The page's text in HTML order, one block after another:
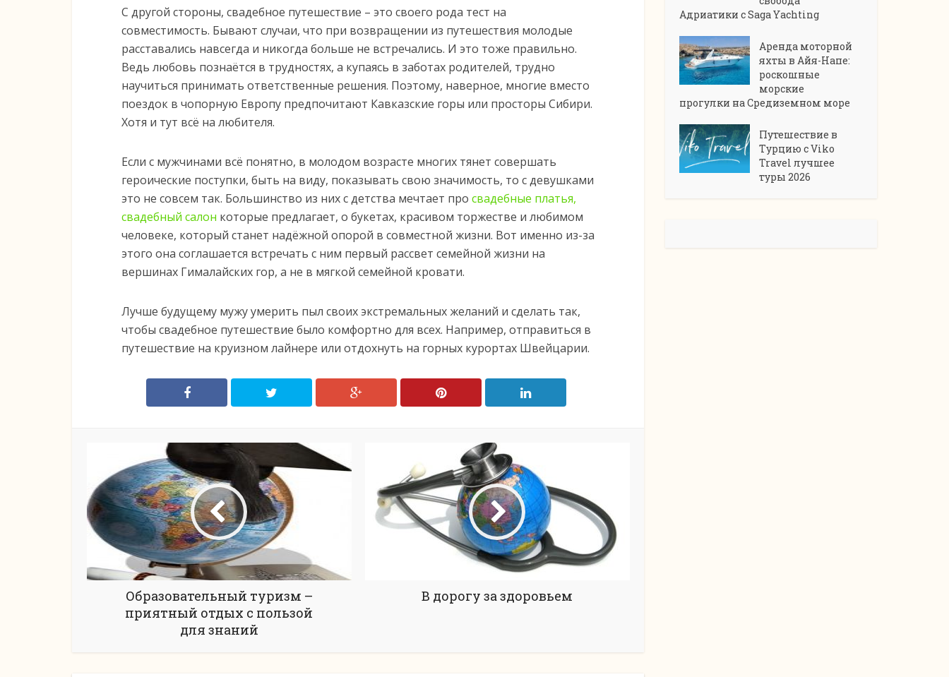
С другой стороны, свадебное путешествие – это своего рода тест на
совместимость. Бывают случаи, что при возвращении из путешествия молодые
расставались навсегда и никогда больше не встречались. И это тоже правильно.
Ведь любовь познаётся в трудностях, а купаясь в заботах родителей, трудно
научиться принимать ответственные решения. Поэтому, наверное, многие вместо
поездок в чопорную Европу предпочитают Кавказские горы или просторы Сибири.
Хотя и тут всё на любителя.
Если с мужчинами всё понятно, в молодом возрасте многих тянет совершать
героические поступки, быть на виду, показывать свою значимость, то с девушками
это не совсем так. Большинство из них с детства мечтает про свадебные платья,
свадебный салон которые предлагает, о букетах, красивом торжестве и любимом
человеке, который станет надёжной опорой в совместной жизни. Вот именно из-за
этого она соглашается встречать с ним первый рассвет семейной жизни на
вершинах Гималайских гор, а не в мягкой семейной кровати.
Лучше будущему мужу умерить пыл своих экстремальных желаний и сделать так,
чтобы свадебное путешествие было комфортно для всех. Например, отправиться в
путешествие на круизном лайнере или отдохнуть на горных курортах Швейцарии.
Образовательный туризм –
приятный отдых с пользой
для знаний
В дорогу за здоровьем
Адриатики с Saga Yachting
Аренда моторной
яхты в Айя-Напе:
роскошные
морские
прогулки на Средиземном море
Путешествие в
Турцию с Viko
Travel лучшее
туры 2026